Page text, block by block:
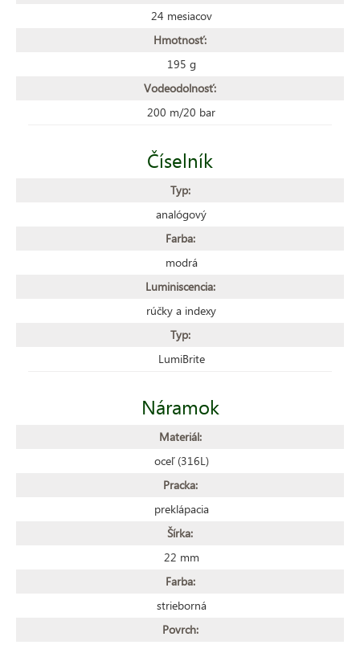
24 mesiacov
Hmotnosť:
195 g
Vodeodolnosť:
200 m/20 bar
Číselník
Typ:
analógový
Farba:
modrá
Luminiscencia:
rúčky a indexy
Typ:
LumiBrite
Náramok
Materiál:
oceľ (316L)
Pracka:
preklápacia
Šírka:
22 mm
Farba:
strieborná
Povrch: